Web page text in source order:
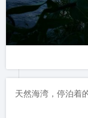
天然海湾，停泊着